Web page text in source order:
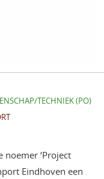
TECHNIEK (PO)
‘Project
Eindhoven een